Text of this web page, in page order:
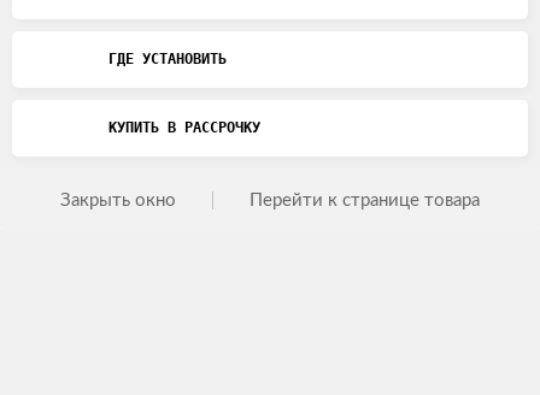
ГДЕ УСТАНОВИТЬ
КУПИТЬ В РАССРОЧКУ
Закрыть окно Перейти к странице товара